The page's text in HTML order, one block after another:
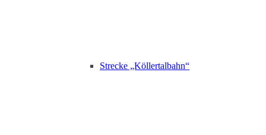
Strecke „Köllertalbahn“